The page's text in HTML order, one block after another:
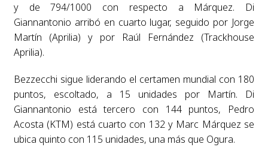
y de 794/1000 con respecto a Márquez. Di
Giannantonio arribó en cuarto lugar, seguido por Jorge
Martín (Aprilia) y por Raúl Fernández (Trackhouse
Aprilia).
Bezzecchi sigue liderando el certamen mundial con 180
puntos, escoltado, a 15 unidades por Martín. Di
Giannantonio está tercero con 144 puntos, Pedro
Acosta (KTM) está cuarto con 132 y Marc Márquez se
ubica quinto con 115 unidades, una más que Ogura.